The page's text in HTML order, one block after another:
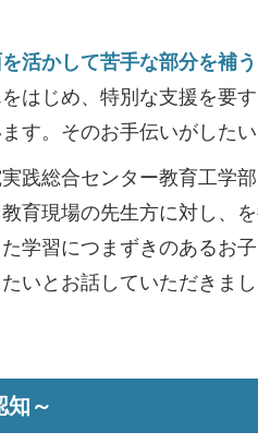
活かして苦手な部分を補う
はじめ、特別な支援を要
す。そのお手伝いがした
践総合センター教育工学
育現場の先生方に対し、
学習につまずきのあるお
いとお話していただきまし
知～